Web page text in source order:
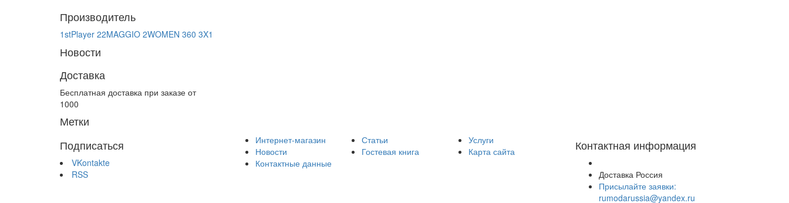
Производитель
1stPlayer 22MAGGIO 2WOMEN 360 3X1
Новости
Доставка
Бесплатная доставка при заказе от
1000
Метки
Подписаться
VKontakte
RSS
Интернет-магазин Статьи
Услуги
Новости
Гостевая книга
Карта сайта
Контактные данные
Контактная информация
Доставка Россия
Присылайте заявки:
rumodarussia@yandex.ru